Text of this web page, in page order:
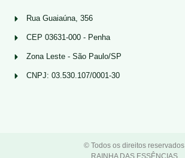
Rua Guaiaúna, 356
CEP 03631-000 - Penha
Zona Leste - São Paulo/SP
CNPJ: 03.530.107/0001-30
© Todos os direitos reservados